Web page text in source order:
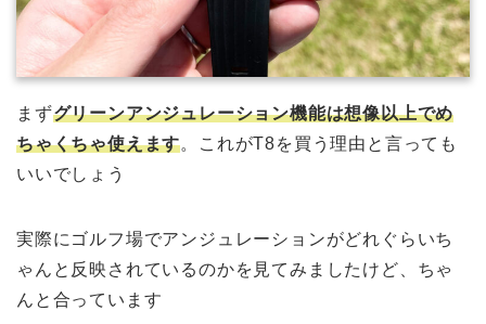
まずグリーンアンジュレーション機能は想像以上でめ
ちゃくちゃ使えます。これがT8を買う理由と言っても
いいでしょう
実際にゴルフ場でアンジュレーションがどれぐらいち
ゃんと反映されているのかを見てみましたけど、ちゃ
んと合っています